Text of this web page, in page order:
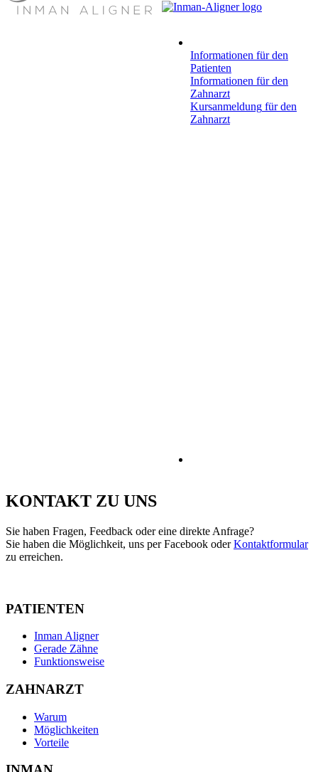
Informationen für den
Patienten
Informationen für den
Zahnarzt
Kursanmeldung für den
Zahnarzt
KONTAKT ZU UNS
Sie haben Fragen, Feedback oder eine direkte Anfrage?
Sie haben die Möglichkeit, uns per Facebook oderKontaktformular
zu erreichen.
PATIENTEN
Inman Aligner
Gerade Zähne
Funktionsweise
ZAHNARZT
Warum
Möglichkeiten
Vorteile